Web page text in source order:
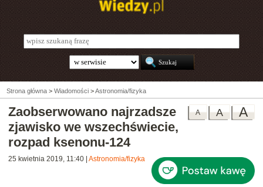
Strona główna > Wiadomości >Astronomia/fizyka
A
A
A
Zaobserwowano najrzadsze
zjawisko we wszechświecie,
rozpad ksenonu-124
25 kwietnia 2019, 11:40 Astronomia/fizyka